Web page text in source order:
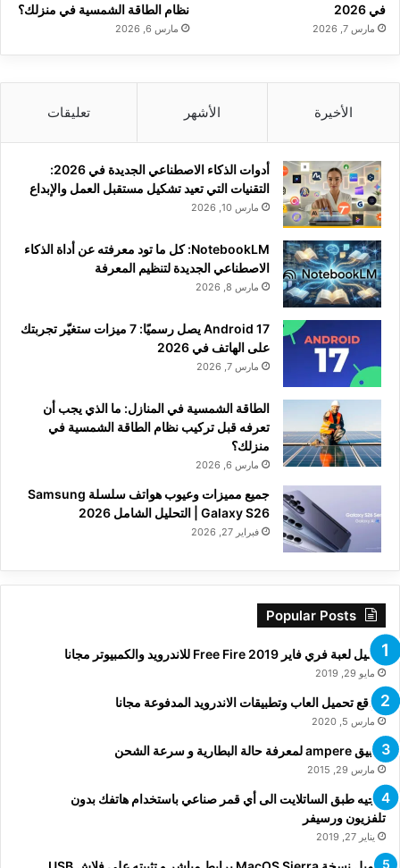
في 2026
مارس 7, 2026
نظام الطاقة الشمسية في منزلك؟
مارس 6, 2026
الأخيرة الأشهر تعليقات
أدوات الذكاء الاصطناعي الجديدة في 2026:
التقنيات التي تعيد تشكيل مستقبل العمل والإبداع
مارس 10, 2026
NotebookLM: كل ما تود معرفته عن أداة الذكاء
الاصطناعي الجديدة لتنظيم المعرفة
مارس 8, 2026
Android 17 يصل رسميًا: 7 ميزات ستغيّر تجربتك
على الهاتف في 2026
مارس 7, 2026
الطاقة الشمسية في المنازل: ما الذي يجب أن
تعرفه قبل تركيب نظام الطاقة الشمسية في
منزلك؟
مارس 6, 2026
جميع مميزات وعيوب هواتف سلسلة Samsung
Galaxy S26 | التحليل الشامل 2026
فبراير 27, 2026
Popular Posts
تحميل لعبة فري فاير Free Fire 2019 للاندرويد والكمبيوتر مجانا
مايو 29, 2019
مواقع تحميل العاب وتطبيقات الاندرويد المدفوعة مجانا
مارس 5, 2020
تطبيق ampere لمعرفة حالة البطارية و سرعة الشحن
مارس 29, 2015
توجيه طبق الساتلايت الى أي قمر صناعي باستخدام هاتفك بدون
تلفزيون ورسيفر
يناير 27, 2019